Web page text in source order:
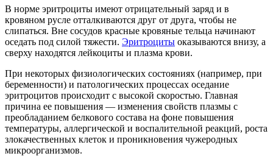
В норме эритроциты имеют отрицательный заряд и в
кровяном русле отталкиваются друг от друга, чтобы не
слипаться. Вне сосудов красные кровяные тельца начинают
оседать под силой тяжести. Эритроциты оказываются внизу, а
сверху находятся лейкоциты и плазма крови.
При некоторых физиологических состояниях (например, при
беременности) и патологических процессах оседание
эритроцитов происходит с высокой скоростью. Главная
причина ее повышения — изменения свойств плазмы с
преобладанием белкового состава на фоне повышения
температуры, аллергической и воспалительной реакций, роста
злокачественных клеток и проникновения чужеродных
микроорганизмов.